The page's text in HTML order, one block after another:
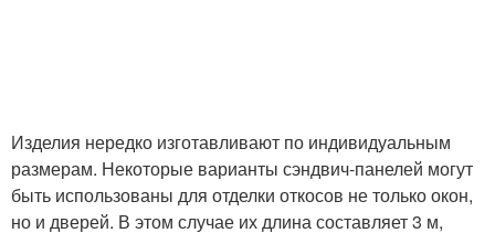
Изделия нередко изготавливают по индивидуальным
размерам. Некоторые варианты сэндвич-панелей могут
быть использованы для отделки откосов не только окон,
но и дверей. В этом случае их длина составляет 3 м,